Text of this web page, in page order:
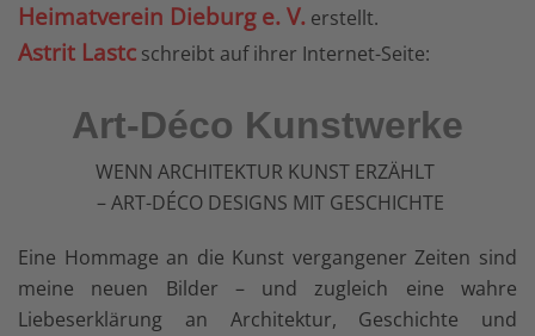
Heimatverein Dieburg e. V. erstellt.
Astrit Lastc schreibt auf ihrer Internet-Seite:
Art-Déco Kunstwerke
WENN ARCHITEKTUR KUNST ERZÄHLT
– ART-DÉCO DESIGNS MIT GESCHICHTE
Eine Hommage an die Kunst vergangener Zeiten sind
meine neuen Bilder – und zugleich eine wahre
Liebeserklärung an Architektur, Geschichte und